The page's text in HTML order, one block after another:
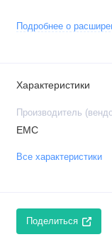
Подробнее о
Характеристики
Производитель
EMC
Все характеристики
Поделиться